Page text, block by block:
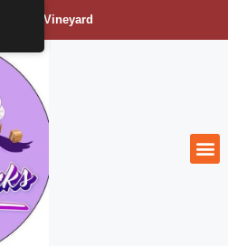
Bengals Vineyard